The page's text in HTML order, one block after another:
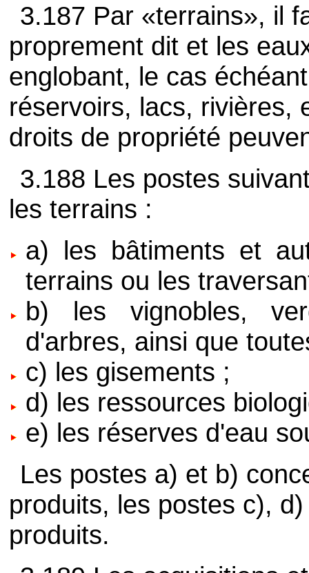
3.187 Par «terrains», il
proprement dit et les
englobant, le cas
réservoirs, lacs, rivières,
droits de propriété
3.188 Les postes
les terrains :
a) les bâtiments et
terrains ou les
b) les vignobles,
d'arbres, ainsi que
c) les gisements ;
d) les ressources
e) les réserves d'eau
Les postes a) et b)
produits, les postes c),
produits.